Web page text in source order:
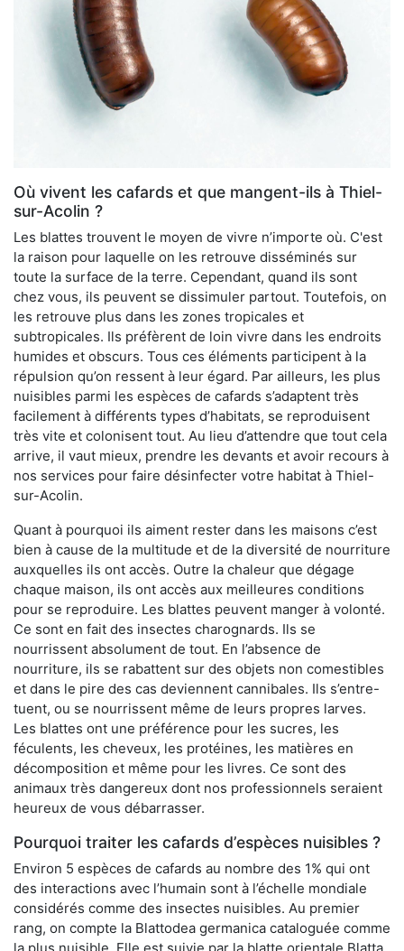
Où vivent les cafards et que mangent-ils à Thiel-
sur-Acolin ?
Les blattes trouvent le moyen de vivre n’importe où. C'est
la raison pour laquelle on les retrouve disséminés sur
toute la surface de la terre. Cependant, quand ils sont
chez vous, ils peuvent se dissimuler partout. Toutefois, on
les retrouve plus dans les zones tropicales et
subtropicales. Ils préfèrent de loin vivre dans les endroits
humides et obscurs. Tous ces éléments participent à la
répulsion qu’on ressent à leur égard. Par ailleurs, les plus
nuisibles parmi les espèces de cafards s’adaptent très
facilement à différents types d’habitats, se reproduisent
très vite et colonisent tout. Au lieu d’attendre que tout cela
arrive, il vaut mieux, prendre les devants et avoir recours à
nos services pour faire désinfecter votre habitat à Thiel-
sur-Acolin.
Quant à pourquoi ils aiment rester dans les maisons c’est
bien à cause de la multitude et de la diversité de nourriture
auxquelles ils ont accès. Outre la chaleur que dégage
chaque maison, ils ont accès aux meilleures conditions
pour se reproduire. Les blattes peuvent manger à volonté.
Ce sont en fait des insectes charognards. Ils se
nourrissent absolument de tout. En l’absence de
nourriture, ils se rabattent sur des objets non comestibles
et dans le pire des cas deviennent cannibales. Ils s’entre-
tuent, ou se nourrissent même de leurs propres larves.
Les blattes ont une préférence pour les sucres, les
féculents, les cheveux, les protéines, les matières en
décomposition et même pour les livres. Ce sont des
animaux très dangereux dont nos professionnels seraient
heureux de vous débarrasser.
Pourquoi traiter les cafards d’espèces nuisibles ?
Environ 5 espèces de cafards au nombre des 1% qui ont
des interactions avec l’humain sont à l’échelle mondiale
considérés comme des insectes nuisibles. Au premier
rang, on compte la Blattodea germanica cataloguée comme